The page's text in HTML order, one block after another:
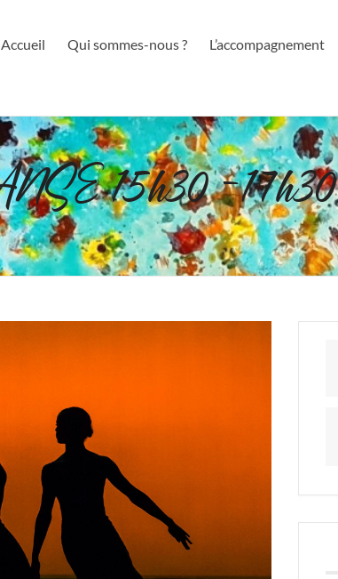
Accueil Qui sommes-nous ? L’accompagnement
15h30 -17h30